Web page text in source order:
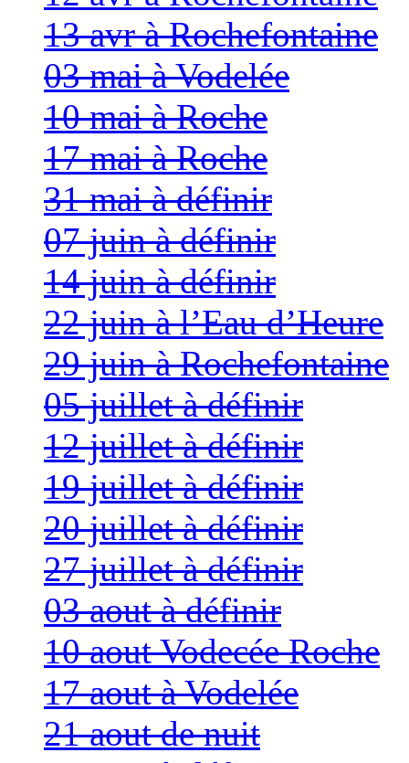
13 avr à Rochefontaine
03 mai à Vodelée
10 mai à Roche
17 mai à Roche
31 mai à définir
07 juin à définir
14 juin à définir
22 juin à l’Eau d’Heure
29 juin à Rochefontaine
05 juillet à définir
12 juillet à définir
19 juillet à définir
20 juillet à définir
27 juillet à définir
03 aout à définir
10 aout Vodecée Roche
17 aout à Vodelée
21 aout de nuit